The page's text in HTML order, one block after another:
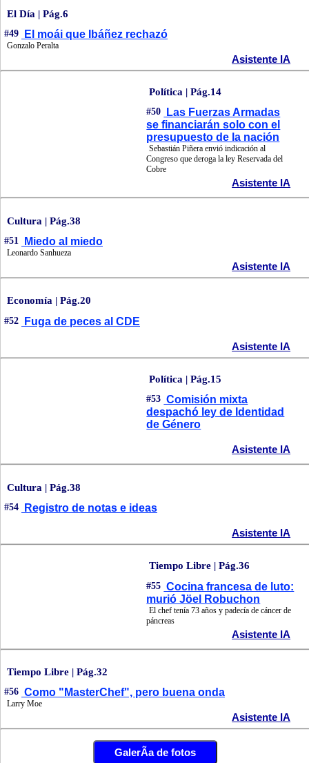
El Día | Pág.6
#49 El moái que Ibáñez rechazó
Gonzalo Peralta
Asistente IA
Política | Pág.14
#50
Las Fuerzas Armadas
se financiarán solo con el
presupuesto de la nación
Sebastián Piñera envió indicación al
Congreso que deroga la ley Reservada del
Cobre
Asistente IA
Cultura | Pág.38
#51 Miedo al miedo
Leonardo Sanhueza
Asistente IA
Economía | Pág.20
#52 Fuga de peces al CDE
Asistente IA
Política | Pág.15
#53 Comisión mixta
despachó ley de Identidad
de Género
Asistente IA
Cultura | Pág.38
#54 Registro de notas e ideas
Asistente IA
Tiempo Libre | Pág.36
#55 Cocina francesa de luto:
murió Jöel Robuchon
El chef tenía 73 años y padecía de cáncer de
páncreas
Asistente IA
Tiempo Libre | Pág.32
#56 Como "MasterChef", pero buena onda
Larry Moe
Asistente IA
GalerÃ­a de fotos